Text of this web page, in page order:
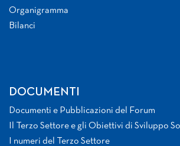
Organigramma
Bilanci
DOCUMENTI
Documenti e Pubblicazioni del Forum
Il Terzo Settore e gli Obiettivi di Sviluppo
I numeri del Terzo Settore